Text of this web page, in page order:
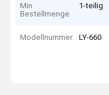
Min
Bestellmenge
1-teilig
Modellnummer LY-660